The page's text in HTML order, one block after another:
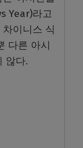
Year)라고
이니스 식
다른 아시
않다.